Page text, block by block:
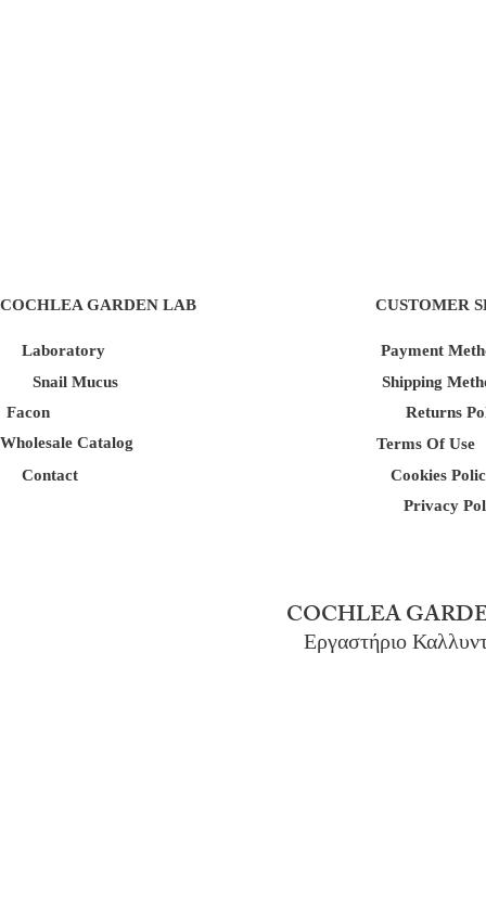
COCHLEA GARDEN LAB
Laboratory
Snail Mucus
Facon
Wholesale Catalog
Contact
CUSTOMER
Payment
Shipping
Returns
Terms Of Use
Cookies
Privacy
COCHLEA
Εργαστήριο